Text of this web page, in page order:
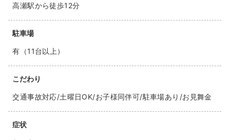
高瀬駅から徒歩12分
駐車場
有（11台以上）
こだわり
交通事故対応/土曜日OK/お子様同伴可/駐車場あり/お見舞金
症状